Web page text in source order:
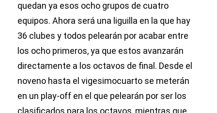
quedan ya esos ocho grupos de cuatro
equipos. Ahora será una liguilla en la que hay
36 clubes y todos pelearán por acabar entre
los ocho primeros, ya que estos avanzarán
directamente a los octavos de final. Desde el
noveno hasta el vigesimocuarto se meterán
en un play-off en el que pelearán por ser los
clasificados para los octavos, mientras que